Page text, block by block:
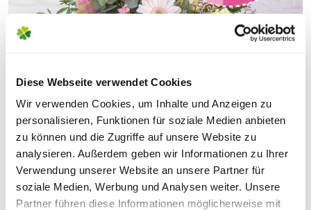
Diese Webseite verwendet Cookies
Wir verwenden Cookies, um Inhalte und Anzeigen zu
personalisieren, Funktionen für soziale Medien anbieten
zu können und die Zugriffe auf unsere Website zu
analysieren. Außerdem geben wir Informationen zu Ihrer
Verwendung unserer Website an unsere Partner für
soziale Medien, Werbung und Analysen weiter. Unsere
Partner führen diese Informationen möglicherweise mit